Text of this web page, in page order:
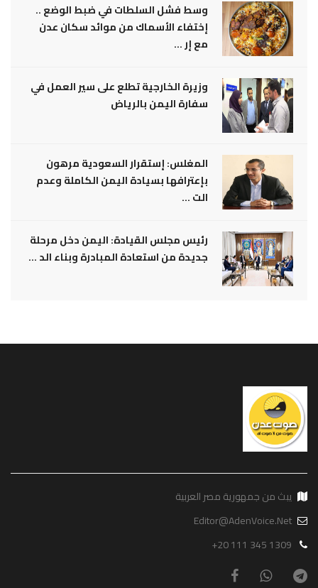
وسط فشل السلطات في ضبط الوضع ..
إختفاء الأسماك من موائد سكان عدن
مع إر ...
وزيرة الخارجية تطلع على سير العمل في
سفارة اليمن بالرياض
المغلس: إستقرار السعودية مرهون
بإعترافها بسيادة اليمن الكاملة وعدم
الت ...
رئيس مجلس القيادة: اليمن دخل مرحلة
جديدة من استعادة المبادرة وبناء الد ...
يبث من جمهورية مصر العربية
Editor@AdenVoice.Net
+20 111 345 1309